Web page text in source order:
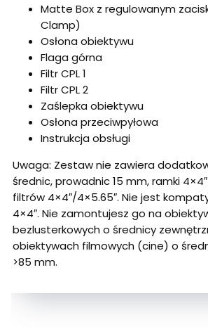
Matte Box z regulowanym
Clamp)
Osłona obiektywu
Flaga górna
Filtr CPL 1
Filtr CPL 2
Zaślepka obiektywu
Osłona przeciwpyłowa
Instrukcja obsługi
Uwaga: Zestaw nie zawiera
średnic, prowadnic 15 mm, ramki
filtrów 4×4″/4×5.65″. Nie jest
4×4″. Nie zamontujesz go na
bezlusterkowych o średnicy
obiektywach filmowych (cine) o
>85 mm.